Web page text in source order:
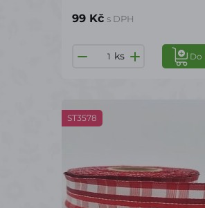
99 Kč s DPH
ks Do
ST3578